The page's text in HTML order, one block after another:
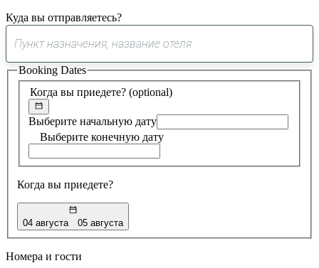
Куда вы отправляетесь?
0
предложение
найдено
Когда вы приедете? (optional)
Выберите начальную дату
Выберите конечную дату
Когда вы приедете?
04 августа 05 августа
Booking Dates
Номера и гости